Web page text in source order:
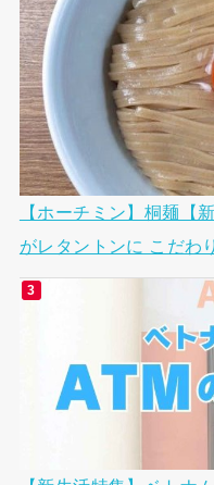
【ホーチミン】桐麺【
がレタントンに こだわ